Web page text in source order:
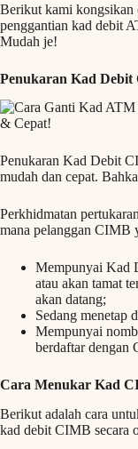
Berikut kami kongsikan
penggantian kad debit
Mudah je!
Penukaran Kad
Penukaran Kad Debit
mudah dan cepat.
Perkhidmatan
mana pelanggan CIMB
Mempunyai Kad
atau akan tamat
akan datang;
Sedang menetap
Mempunyai
berdaftar dengan
Cara Menukar Kad
Berikut adalah cara
kad debit CIMB secara